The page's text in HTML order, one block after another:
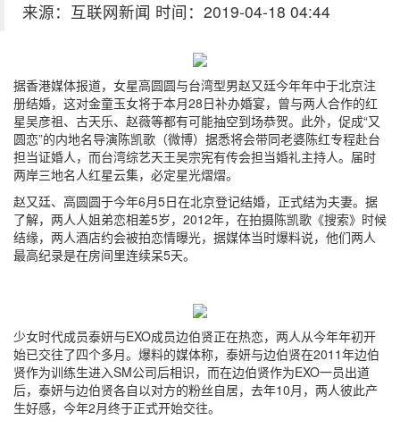
来源：互联网新闻 时间：2019-04-18 04:44
据香港媒体报道，女星高圆圆与台湾型男赵又廷今年年中于北京注
册结婚，这对金童玉女将于本月28日补办婚宴，曾与两人合作的红
星吴彦祖、古天乐、赵薇等都有可能抽空到场恭贺。此外，促成“又
圆恋”的内地名导演陈凯歌（微博）据悉将会带同老婆陈红专程赴台
担当证婚人，而台湾综艺天王吴宗宪有传会担当婚礼主持人。届时
两岸三地名人红星云集，必定星光熠熠。
赵又廷、高圆圆于今年6月5日在北京登记结婚，正式结为夫妻。据
了解，两人人姐弟恋相差5岁，2012年，在拍摄陈凯歌《搜索》时候
结缘，两人酒店约会被拍恋情曝光，据媒体当时爆料说，他们两人
最高纪录是在房间里连续呆5天。
少女时代成员泰妍与EXO成员边伯贤正在热恋，两人从今年年初开
始已交往了四个多月。爆料的媒体称，泰妍与边伯贤在2011年边伯
贤作为训练生进入SM公司后相识，而在边伯贤作为EXO一员出道
后，泰妍与边伯贤各自以对方的粉丝自居，去年10月，两人彼此产
生好感，今年2月终于正式开始交往。